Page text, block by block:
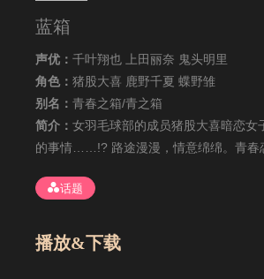
蓝箱
声优：千叶翔也 上田丽奈 鬼头明里
角色：猪股大喜 鹿野千夏 蝶野雏
别名：青春之箱/青之箱
简介：女羽毛球部的成员猪股大喜暗恋女
的事情……!? 路途漫漫，情意绵绵。青春
话题
播放&下载